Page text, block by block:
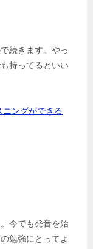
続きます。やっ
持ってるといい
ングができる
今でも発音を始
勉強にとってよ